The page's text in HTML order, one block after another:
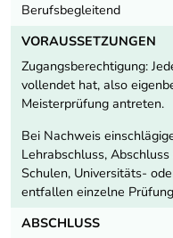
Berufsbegleitend
VORAUSSETZUNGEN
Zugangsberechtigung:
vollendet hat, also
Meisterprüfung antreten.
Bei Nachweis
Lehrabschluss,
Schulen, Universitäts-
entfallen einzelne
ABSCHLUSS